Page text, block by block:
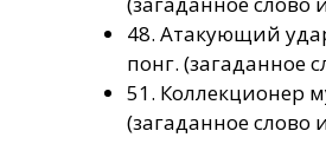
48. Атакующий
понг. (загаданное
51. Коллекционер
(загаданное слово